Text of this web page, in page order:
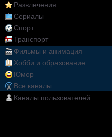
Развлечения
Сериалы
Спорт
Транспорт
Фильмы и анимация
Хобби и образование
Юмор
Все каналы
Каналы пользователей